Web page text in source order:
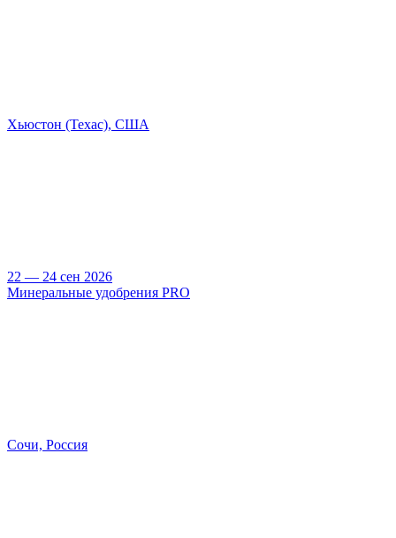
Хьюстон (Техас), США
22 — 24 сен 2026
Минеральные удобрения PRO
Сочи, Россия